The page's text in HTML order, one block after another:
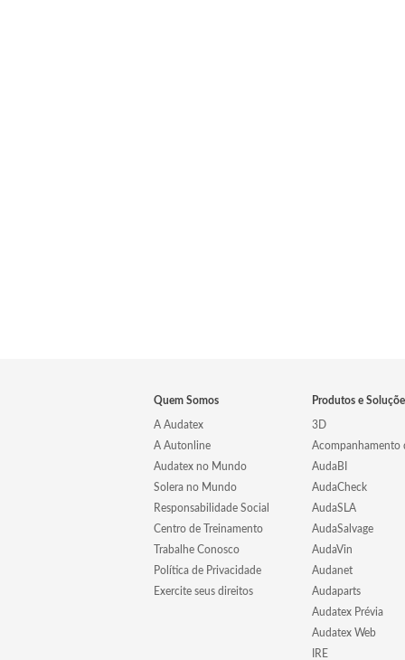
Quem Somos
A Audatex
A Autonline
Audatex no Mundo
Solera no Mundo
Responsabilidade Social
Centro de Treinamento
Trabalhe Conosco
Política de Privacidade
Exercite seus direitos
Produtos e
3D
Acompanhamento
AudaBI
AudaCheck
AudaSLA
AudaSalvage
AudaVin
Audanet
Audaparts
Audatex Prévia
Audatex Web
IRE